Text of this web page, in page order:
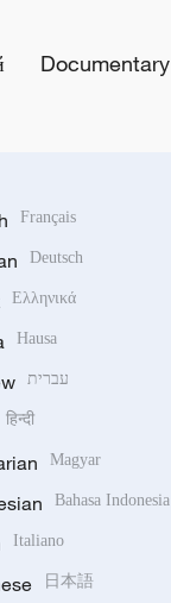
Documentary
Français
Deutsch
Ελληνικά
Hausa
עברית
हिन्दी
Magyar
Bahasa Indonesia
Italiano
日本語